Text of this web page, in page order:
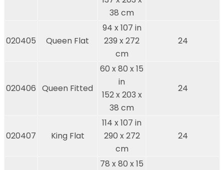
38 cm
020405 Queen Flat
94 x 107 in
239 x 272
cm
24
020406 Queen Fitted
60 x 80 x 15
in
152 x 203 x
38 cm
24
020407 King Flat
114 x 107 in
290 x 272
cm
24
78 x 80 x 15